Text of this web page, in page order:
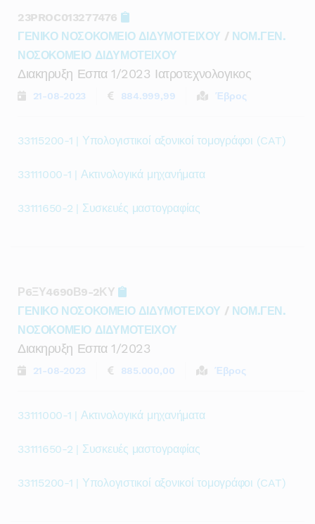
23PROC013277476
ΓΕΝΙΚΟ ΝΟΣΟΚΟΜΕΙΟ ΔΙΔΥΜΟΤΕΙΧΟΥ / ΝΟΜ.ΓΕΝ.
ΝΟΣΟΚΟΜΕΙΟ ΔΙΔΥΜΟΤΕΙΧΟΥ
Διακηρυξη Εσπα 1/2023 Ιατροτεχνολογικος
21-08-2023 884.999,99 Έβρος
33115200-1 | Υπολογιστικοί αξονικοί τομογράφοι (CAT)
33111000-1 | Ακτινολογικά μηχανήματα
33111650-2 | Συσκευές μαστογραφίας
Ρ6ΞΥ4690Β9-2ΚΥ
ΓΕΝΙΚΟ ΝΟΣΟΚΟΜΕΙΟ ΔΙΔΥΜΟΤΕΙΧΟΥ / ΝΟΜ.ΓΕΝ.
ΝΟΣΟΚΟΜΕΙΟ ΔΙΔΥΜΟΤΕΙΧΟΥ
Διακηρυξη Εσπα 1/2023
21-08-2023 885.000,00 Έβρος
33111000-1 | Ακτινολογικά μηχανήματα
33111650-2 | Συσκευές μαστογραφίας
33115200-1 | Υπολογιστικοί αξονικοί τομογράφοι (CAT)